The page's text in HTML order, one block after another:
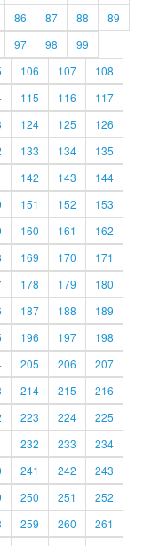
86 87 88
89
97 98
99
106 107
108
115 116
117
124 125
126
133 134
135
142 143
144
151 152
153
160 161
162
169 170
171
178 179
180
187 188
189
196 197
198
205 206
207
214 215
216
223 224
225
232 233
234
241 242
243
250 251
252
259 260
261